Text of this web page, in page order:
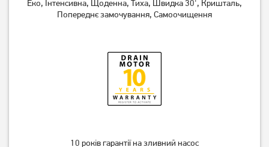
Еко, Інтенсивна, Щоденна, Тиха, Швидка 30', Кришталь,
Попереднє замочування, Самоочищення
10 років гарантії на зливний насос